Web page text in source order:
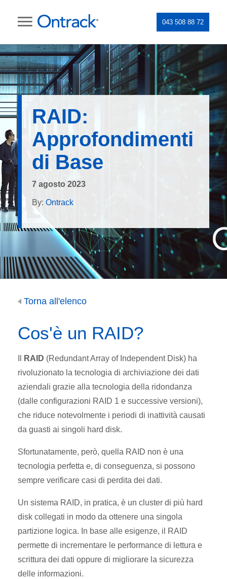
043 508 88 72
RAID:
Approfondimenti
di Base
7 agosto 2023
By: Ontrack
Torna all'elenco
Cos'è un RAID?
RAID (Redundant Array of Independent Disk) ha
rivoluzionato la tecnologia di archiviazione dei dati
aziendali grazie alla tecnologia della ridondanza
(dalle configurazioni RAID 1 e successive versioni),
che riduce notevolmente i periodi di inattività causati
da guasti ai singoli hard disk.
Sfortunatamente, però, quella RAID non è una
tecnologia perfetta e, di conseguenza, si possono
sempre verificare casi di perdita dei dati.
Un sistema RAID, in pratica, è un cluster di più hard
disk collegati in modo da ottenere una singola
partizione logica. In base alle esigenze, il RAID
permette di incrementare le performance di lettura e
scrittura dei dati oppure di migliorare la sicurezza
delle informazioni.